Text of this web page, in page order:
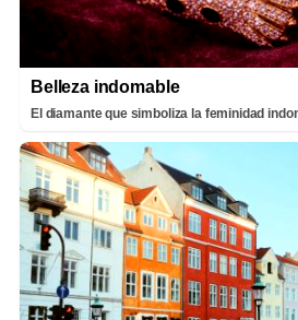
Belleza indomable
El diamante que simboliza la feminidad